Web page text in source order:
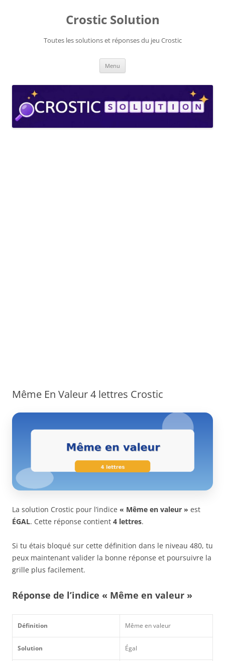
Crostic Solution
Toutes les solutions et réponses du jeu Crostic
Menu
Même En Valeur 4 lettres Crostic
La solution Crostic pour l’indice « Même en valeur » est
ÉGAL. Cette réponse contient 4 lettres.
Si tu étais bloqué sur cette définition dans le niveau 480, tu
peux maintenant valider la bonne réponse et poursuivre la
grille plus facilement.
Réponse de l’indice « Même en valeur »
Définition Même en valeur
Solution Égal